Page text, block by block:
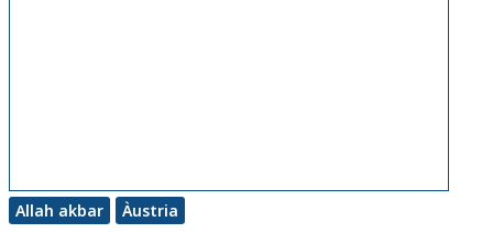
Allah akbar Àustria